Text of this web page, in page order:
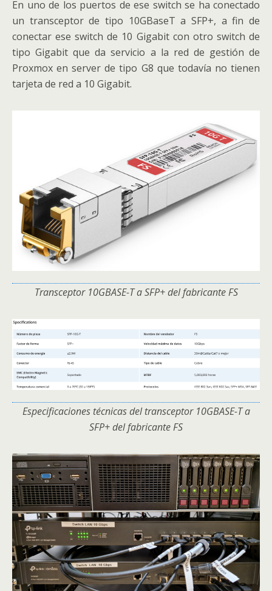
En uno de los puertos de ese switch se ha conectado
un transceptor de tipo 10GBaseT a SFP+, a fin de
conectar ese switch de 10 Gigabit con otro switch de
tipo Gigabit que da servicio a la red de gestión de
Proxmox en server de tipo G8 que todavía no tienen
tarjeta de red a 10 Gigabit.
Transceptor 10GBASE-T a SFP+ del fabricante FS
Especificaciones técnicas del transceptor 10GBASE-T a
SFP+ del fabricante FS